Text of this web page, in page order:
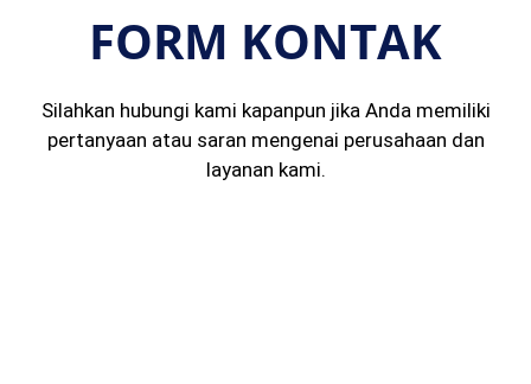
FORM KONTAK
Silahkan hubungi kami kapanpun jika Anda memiliki
pertanyaan atau saran mengenai perusahaan dan
layanan kami.